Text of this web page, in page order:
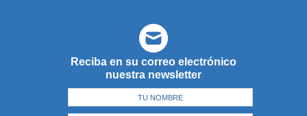
Reciba en su correo electrónico
nuestra newsletter